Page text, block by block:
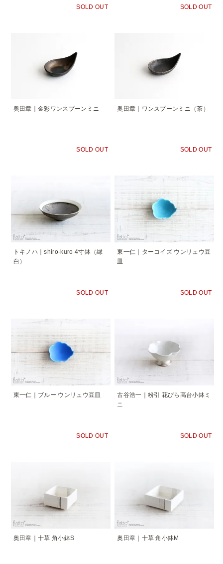
SOLD OUT SOLD OUT
奥田章｜金彩ワンスプーンミニ
SOLD OUT
奥田章｜ワンスプーンミニ（茶）
SOLD OUT
トキノハ｜shiro-kuro 4寸鉢（縁
白）
SOLD OUT
東一仁｜ターコイズ ウンリュウ豆
皿
SOLD OUT
東一仁｜ブルー ウンリュウ豆皿
SOLD OUT
古谷浩一｜粉引 花びら高台小鉢ミ
ニ
SOLD OUT
奥田章｜十草 角小鉢S 奥田章｜十草 角小鉢M